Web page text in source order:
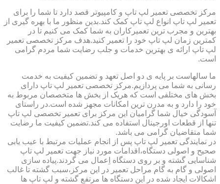
مرکز تخصصی تعمیر لپ تاپ و کامپیوتر قصد دارد تا شما را برای
تعمیر لپ تاپ انواع لپ تاپ کمک کند.بدین منظور ما با بهره گیری از
بهترین و مجرب ترین تعمیرکاران به شما کمک می کنیم تا در
کمترین زمان لپ تاپ خود را تعمیر کنید.هدف مرکز تخصصی تعمیر
لپ تاپ ارائه ی بهترین خدمات و جلب رضایت شما مردم گرامی
است.
ما سالهاست بر پایه ی دو اصل تعهد و تضمین کیفیت به خدمت
رسانی به شما می پردازیم.مرکز تخصصی تعمیر لپ تاپ دارای
بخش های مختلفی است که هریک از بخش ها متخصصان مربوط به
خود را دارد و به مدرن ترین امکانات مجهز شده است.در راستای
آسودگی خیال شما گرامیان این مرکز برای تعمیر تخصصی لپ تاپ
تنها از قطعات اورجینال استفاده می کند.تضمین کیفیت ما رضایت
شما متقاضیان گرامی می باشد.
در نمایندگی تعمیر لپ تاپ پس از انجام عملیات مرتبط با عیب یابی
صحیح و اصولی دستگاه،اقدامات مورد نیاز جهت تعمیر لپ تاپ
شناسایی گشته و بر روی دستگاه اِعمال می گردند.پیاده سازی
اصولی و گام به گام مراحل تعمیر در این مرکز،سبب گشته تا غالب
اشکالات ایجاد شده در این دستگاه ها مرتفع گشته و لپ تاپ ها